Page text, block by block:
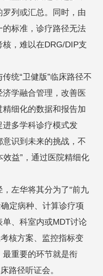
列或汇总。同时，由
标准，诊疗路径无法
，难以在DRG/DIP支
统“卫健版”临床路径不
济学融合管理，改善医
细化的数据和报告加
多学科诊疗模式发
识到未来的挑战，不
效益”，通过医院精细化
左华将其分为了“前九
确定病种、计算诊疗项
、科室内或MDT讨论
核方案、监控指标变
重要的环节就是衔
路径听证会。